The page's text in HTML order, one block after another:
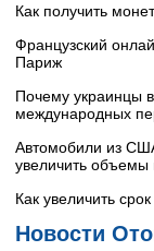
Как получить
Французский
Париж
Почему украинцы
международных
Автомобили из
увеличить объемы
Как увеличить
Новости